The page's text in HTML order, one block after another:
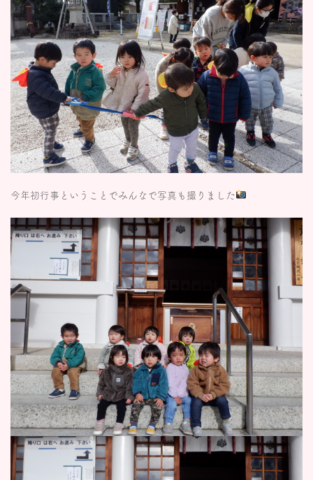
今年初行事ということでみんなで写真も撮りました